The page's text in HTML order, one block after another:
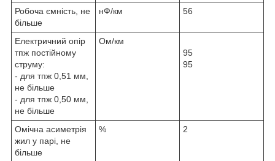
Робоча ємність, не
більше
нФ/км 56
Електричний опір
тпж постійному
струму:
- для тпж 0,51 мм,
не більше
- для тпж 0,50 мм,
не більше
Ом/км
95
95
Омічна асиметрія
жил у парі, не
більше
% 2